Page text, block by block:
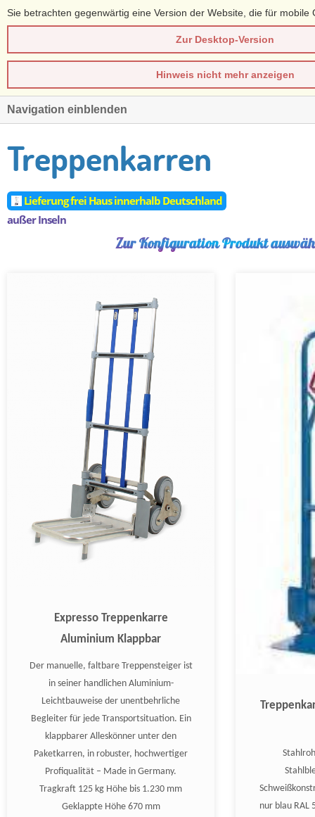
Sie betrachten gegenwärtig eine Version der Website, die für mobile
Zur Desktop-Version
Hinweis nicht mehr anzeigen
Navigation einblenden
Treppenkarren
Lieferung frei Haus innerhalb Deutschland
außer Inseln
Zur Konfiguration Produkt
Expresso Treppenkarre
Aluminium Klappbar
Der manuelle, faltbare Treppensteiger ist
in seiner handlichen Aluminium-
Leichtbauweise der unentbehrliche
Begleiter für jede Transportsituation. Ein
klappbarer Alleskönner unter den
Paketkarren, in robuster, hochwertiger
Profiqualität – Made in Germany.
Tragkraft 125 kg Höhe bis 1.230 mm
Geklappte Höhe 670 mm
nur blau RAL